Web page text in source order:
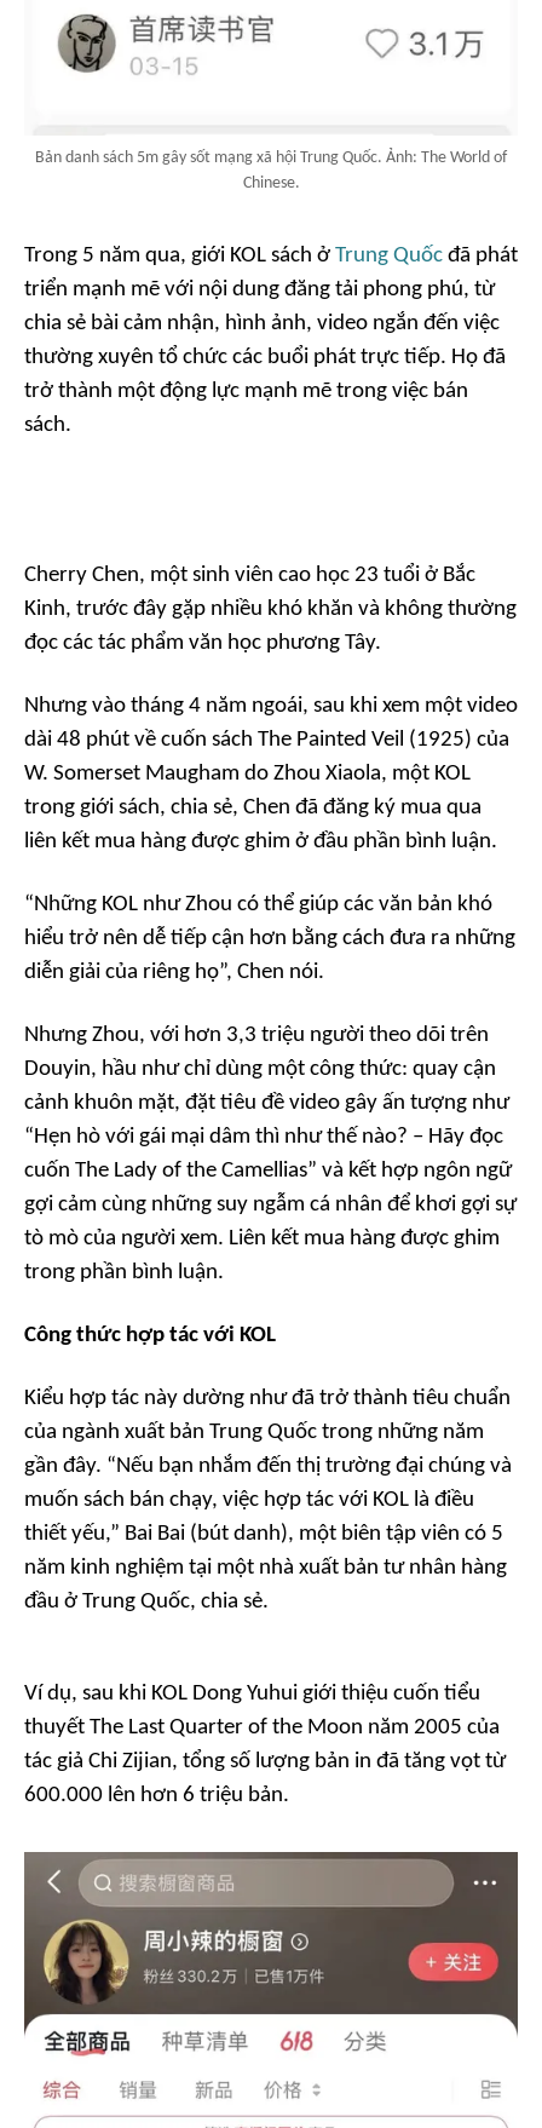
Bản danh sách 5m gây sốt mạng xã hội Trung Quốc. Ảnh: The World of
Chinese.
Trong 5 năm qua, giới KOL sách ở Trung Quốc đã phát
triển mạnh mẽ với nội dung đăng tải phong phú, từ
chia sẻ bài cảm nhận, hình ảnh, video ngắn đến việc
thường xuyên tổ chức các buổi phát trực tiếp. Họ đã
trở thành một động lực mạnh mẽ trong việc bán
sách.
Cherry Chen, một sinh viên cao học 23 tuổi ở Bắc
Kinh, trước đây gặp nhiều khó khăn và không thường
đọc các tác phẩm văn học phương Tây.
Nhưng vào tháng 4 năm ngoái, sau khi xem một video
dài 48 phút về cuốn sách The Painted Veil (1925) của
W. Somerset Maugham do Zhou Xiaola, một KOL
trong giới sách, chia sẻ, Chen đã đăng ký mua qua
liên kết mua hàng được ghim ở đầu phần bình luận.
“Những KOL như Zhou có thể giúp các văn bản khó
hiểu trở nên dễ tiếp cận hơn bằng cách đưa ra những
diễn giải của riêng họ”, Chen nói.
Nhưng Zhou, với hơn 3,3 triệu người theo dõi trên
Douyin, hầu như chỉ dùng một công thức: quay cận
cảnh khuôn mặt, đặt tiêu đề video gây ấn tượng như
“Hẹn hò với gái mại dâm thì như thế nào? – Hãy đọc
cuốn The Lady of the Camellias” và kết hợp ngôn ngữ
gợi cảm cùng những suy ngẫm cá nhân để khơi gợi sự
tò mò của người xem. Liên kết mua hàng được ghim
trong phần bình luận.
Công thức hợp tác với KOL
Kiểu hợp tác này dường như đã trở thành tiêu chuẩn
của ngành xuất bản Trung Quốc trong những năm
gần đây. “Nếu bạn nhắm đến thị trường đại chúng và
muốn sách bán chạy, việc hợp tác với KOL là điều
thiết yếu,” Bai Bai (bút danh), một biên tập viên có 5
năm kinh nghiệm tại một nhà xuất bản tư nhân hàng
đầu ở Trung Quốc, chia sẻ.
Ví dụ, sau khi KOL Dong Yuhui giới thiệu cuốn tiểu
thuyết The Last Quarter of the Moon năm 2005 của
tác giả Chi Zijian, tổng số lượng bản in đã tăng vọt từ
600.000 lên hơn 6 triệu bản.